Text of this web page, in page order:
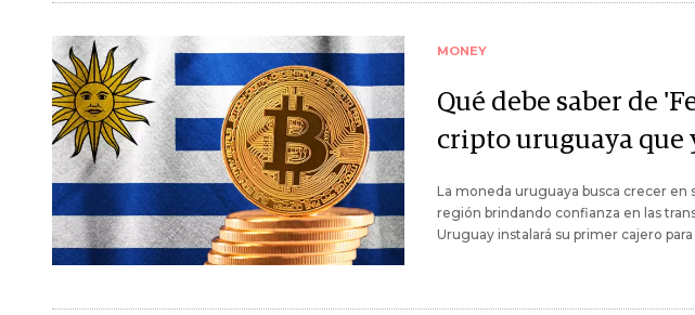
MONEY
Qué debe saber de
cripto uruguaya que
La moneda uruguaya busca crecer en
región brindando confianza en las
Uruguay instalará su primer cajero